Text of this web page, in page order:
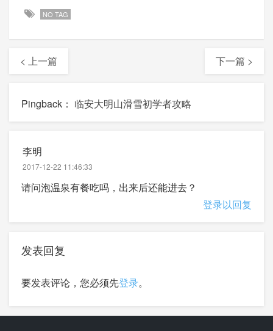
NO TAG
< 上一篇 下一篇 >
Pingback： 临安大明山滑雪初学者攻略
李明
2017-12-22 11:46:33
请问泡温泉有餐吃吗，出来后还能进去？
登录以回复
发表回复
要发表评论，您必须先登录。